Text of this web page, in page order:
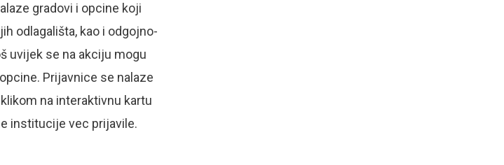
gradovi i opcine koji
odlagališta, kao i odgojno-
uvijek se na akciju mogu
Prijavnice se nalaze
na interaktivnu kartu
institucije vec prijavile.